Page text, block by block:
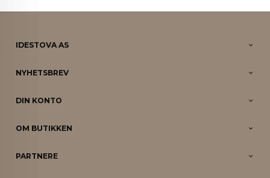
IDESTOVA AS
NYHETSBREV
DIN KONTO
OM BUTIKKEN
PARTNERE